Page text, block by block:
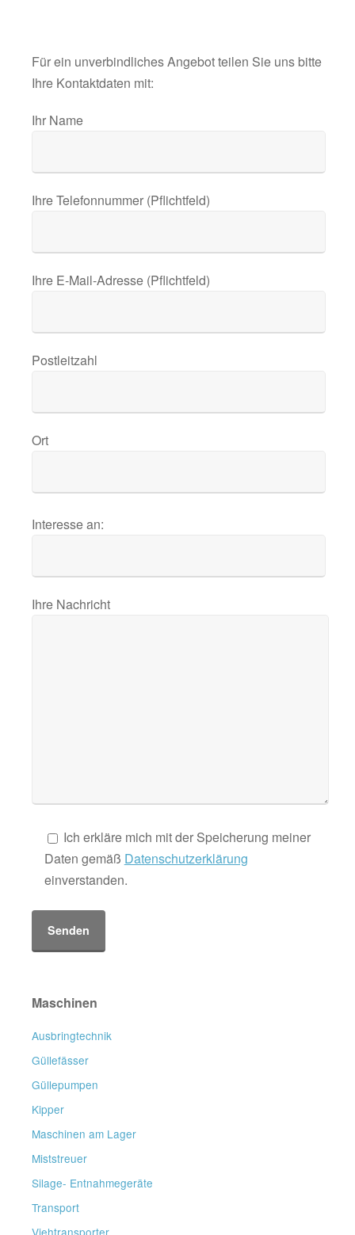
Für ein unverbindliches Angebot teilen Sie uns bitte
Ihre Kontaktdaten mit:
Ihr Name
Ihre Telefonnummer (Pflichtfeld)
Ihre E-Mail-Adresse (Pflichtfeld)
Postleitzahl
Ort
Interesse an:
Ihre Nachricht
Ich erkläre mich mit der Speicherung meiner
Daten gemäß Datenschutzerklärung
einverstanden.
Maschinen
Ausbringtechnik
Güllefässer
Güllepumpen
Kipper
Maschinen am Lager
Miststreuer
Silage- Entnahmegeräte
Transport
Viehtransporter